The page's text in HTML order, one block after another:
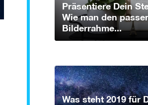
Präsentiere Dein
Wie man den
Bilderrahme...
Was steht 2019 für